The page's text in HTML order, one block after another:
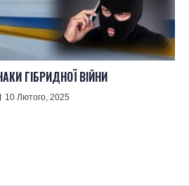
ГІБРИДНОЇ ВІЙНИ
10 Лютого, 2025